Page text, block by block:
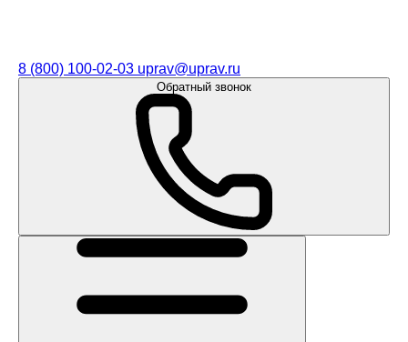
8 (800) 100-02-03 uprav@uprav.ru
Обратный звонок